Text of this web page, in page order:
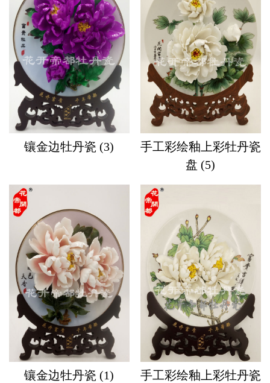
镶金边牡丹瓷 (3)
镶金边牡丹瓷 (1)
手工彩绘釉上彩牡丹瓷
盘 (5)
手工彩绘釉上彩牡丹瓷